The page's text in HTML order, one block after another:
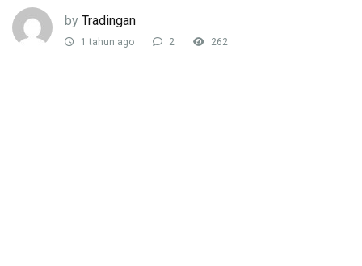
by Tradingan
1 tahun ago 2 262